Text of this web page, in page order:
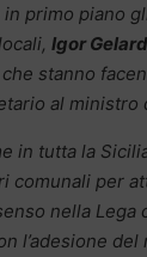
primo piano
Igor
stanno
al
in tutta la
comunali per
nella
l’adesione